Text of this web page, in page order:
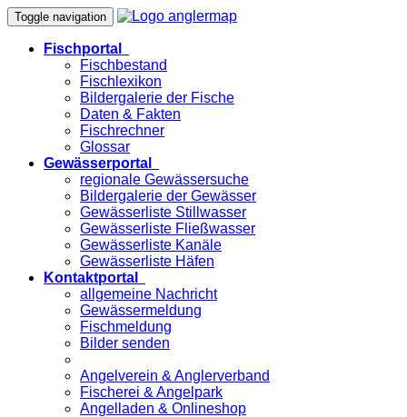
Toggle navigation
Fischportal
Fischbestand
Fischlexikon
Bildergalerie der Fische
Daten & Fakten
Fischrechner
Glossar
Gewässerportal
regionale Gewässersuche
Bildergalerie der Gewässer
Gewässerliste Stillwasser
Gewässerliste Fließwasser
Gewässerliste Kanäle
Gewässerliste Häfen
Kontaktportal
allgemeine Nachricht
Gewässermeldung
Fischmeldung
Bilder senden
Angelverein & Anglerverband
Fischerei & Angelpark
Angelladen & Onlineshop